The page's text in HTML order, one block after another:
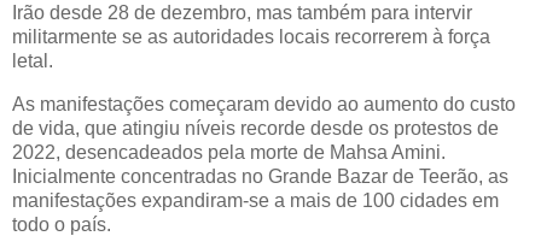
Irão desde 28 de dezembro, mas também para intervir
militarmente se as autoridades locais recorrerem à força
letal.
As manifestações começaram devido ao aumento do custo
de vida, que atingiu níveis recorde desde os protestos de
2022, desencadeados pela morte de Mahsa Amini.
Inicialmente concentradas no Grande Bazar de Teerão, as
manifestações expandiram-se a mais de 100 cidades em
todo o país.